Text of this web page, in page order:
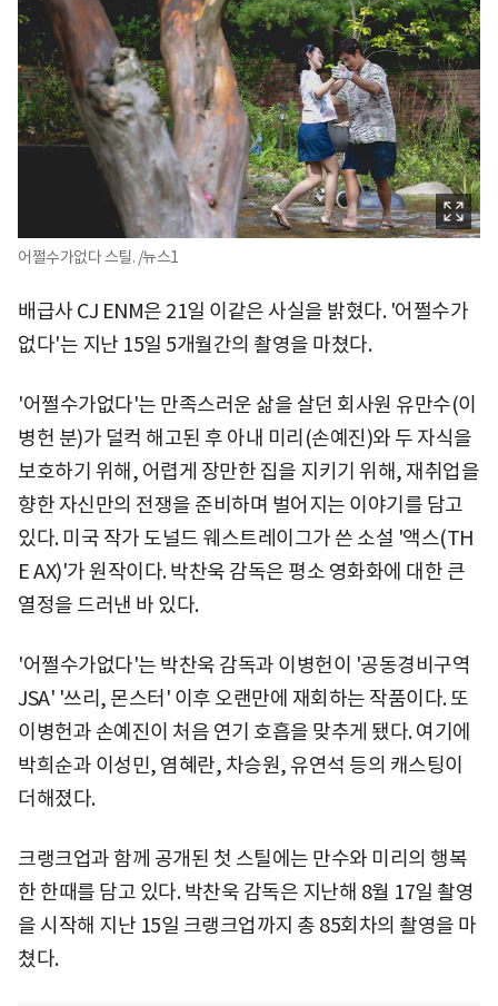
어쩔수가없다 스틸. /뉴스1
배급사 CJ ENM은 21일 이같은 사실을 밝혔다. '어쩔수가
없다'는 지난 15일 5개월간의 촬영을 마쳤다.
'어쩔수가없다'는 만족스러운 삶을 살던 회사원 유만수(이
병헌 분)가 덜컥 해고된 후 아내 미리(손예진)와 두 자식을
보호하기 위해, 어렵게 장만한 집을 지키기 위해, 재취업을
향한 자신만의 전쟁을 준비하며 벌어지는 이야기를 담고
있다. 미국 작가 도널드 웨스트레이그가 쓴 소설 '액스(TH
E AX)'가 원작이다. 박찬욱 감독은 평소 영화화에 대한 큰
열정을 드러낸 바 있다.
'어쩔수가없다'는 박찬욱 감독과 이병헌이 '공동경비구역
JSA' '쓰리, 몬스터' 이후 오랜만에 재회하는 작품이다. 또
이병헌과 손예진이 처음 연기 호흡을 맞추게 됐다. 여기에
박희순과 이성민, 염혜란, 차승원, 유연석 등의 캐스팅이
더해졌다.
크랭크업과 함께 공개된 첫 스틸에는 만수와 미리의 행복
한 한때를 담고 있다. 박찬욱 감독은 지난해 8월 17일 촬영
을 시작해 지난 15일 크랭크업까지 총 85회차의 촬영을 마
쳤다.